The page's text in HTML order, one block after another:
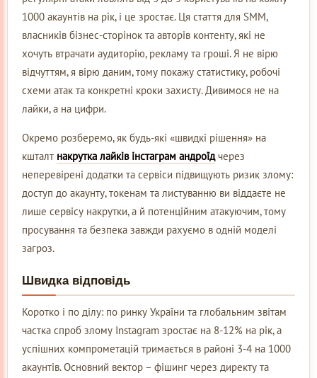
1000 акаунтів на рік, і це зростає. Ця стаття для SMM,
власників бізнес-сторінок та авторів контенту, які не
хочуть втрачати аудиторію, рекламу та гроші. Я не вірю
відчуттям, я вірю даним, тому покажу статистику, робочі
схеми атак та конкретні кроки захисту. Дивимося не на
лайки, а на цифри.
Окремо розберемо, як будь-які «швидкі рішення» на
кшталт накрутка лайків інстаграм андроїдчерез
неперевірені додатки та сервіси підвищують ризик злому:
доступ до акаунту, токенам та листуванню ви віддаєте не
лише сервісу накрутки, а й потенційним атакуючим, тому
просування та безпека завжди рахуємо в одній моделі
загроз.
Швидка відповідь
Коротко і по ділу: по ринку України та глобальним звітам
частка спроб злому Instagram зростає на 8-12% на рік, а
успішних компрометацій тримається в районі 3-4 на 1000
акаунтів. Основний вектор – фішинг через директу та